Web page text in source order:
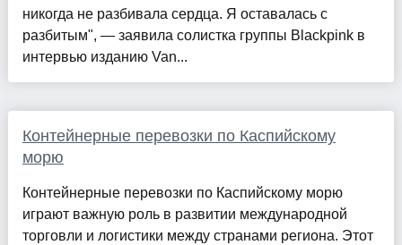
никогда не разбивала сердца. Я оставалась с
разбитым", — заявила солистка группы Blackpink в
интервью изданию Van...
Контейнерные перевозки по Каспийскому
морю
Контейнерные перевозки по Каспийскому морю
играют важную роль в развитии международной
торговли и логистики между странами региона. Этот